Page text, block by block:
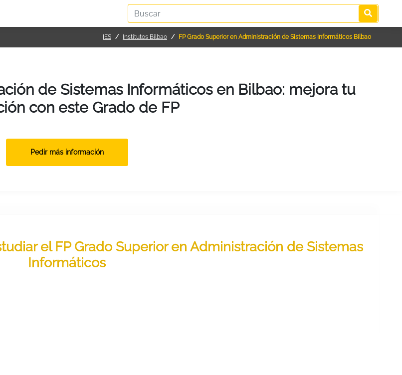
IES Institutos Bilbao FP Grado Superior en Administración de Sistemas Informáticos Bilbao
de Sistemas Informáticos en Bilbao: mejora tu
con este Grado de FP
Pedir más información
el FP Grado Superior en Administración de Sistemas
Informáticos